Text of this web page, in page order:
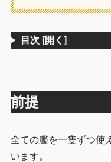
目次 [開く]
前提
全ての艦を一隻ずつ使
います。